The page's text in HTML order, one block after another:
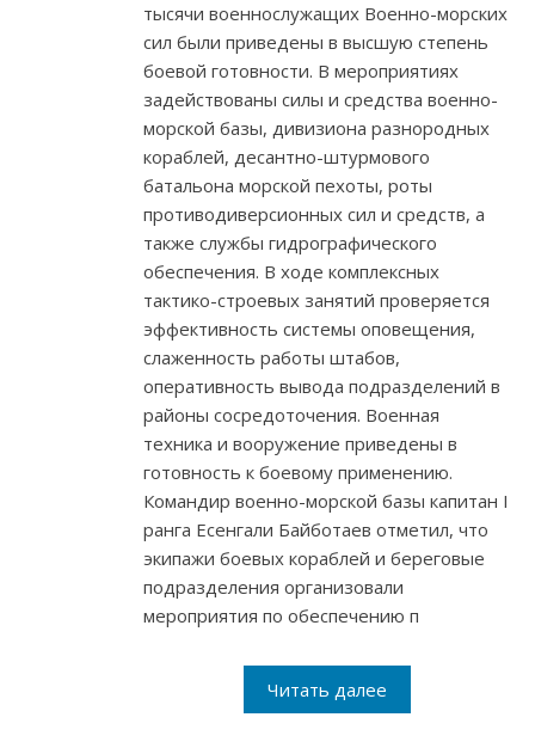
тысячи военнослужащих Военно-морских
сил были приведены в высшую степень
боевой готовности. В мероприятиях
задействованы силы и средства военно-
морской базы, дивизиона разнородных
кораблей, десантно-штурмового
батальона морской пехоты, роты
противодиверсионных сил и средств, а
также службы гидрографического
обеспечения. В ходе комплексных
тактико-строевых занятий проверяется
эффективность системы оповещения,
слаженность работы штабов,
оперативность вывода подразделений в
районы сосредоточения. Военная
техника и вооружение приведены в
готовность к боевому применению.
Командир военно-морской базы капитан I
ранга Есенгали Байботаев отметил, что
экипажи боевых кораблей и береговые
подразделения организовали
мероприятия по обеспечению п
Читать далее